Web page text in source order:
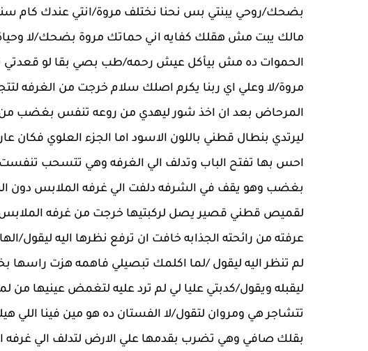
بضحك/روحي يبنتي بس نحنا نختلف مروة/انتي عندك كام
مالك يبت مش هقلك كفايه اني حماتك مروة بضحك/لا
الحموات ده مش بيأكل عيش رحمه/طب بصي بقا لو قعدتي
مروة/لا وعلي اي ربنا يكرم اصلك سلام خرجت من الغرفه
المرحاض بعد ان اخذ شور ليهدي من روعه تنفس بغضب من
ليرتدي بنطال قطني باللون الاسود اما الجزء العلوي
احس بها تفتح الباب وتدلف الي الغرفه وهي تتسحب تنفست
بغضب وهو يقف في الشرفه دلفت الي غرفه الملابس دون
لقميص قطني قصير يصل لركبتيها خرجت من غرفه
عرفته من رائحته الجذابه خافت ان ترفع نظرها اليه
لم تنظر اليه ليقول /لما اكلمك تبصيلي فاهمه هزت راسها
ليقبله ويقول/كدبتي عليا لي لم ترد عليه لتغمض عينيها من
تتشاجر هي ومروان لتقول/لا الفستان ده هو مين فينا
بقلك صافي وهي تضرب بقدمها علي الارض لتدلف الي غرفه